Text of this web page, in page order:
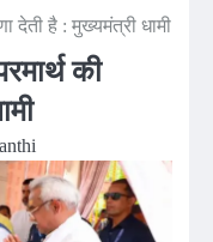
देती है : मुख्यमंत्री धामी
की